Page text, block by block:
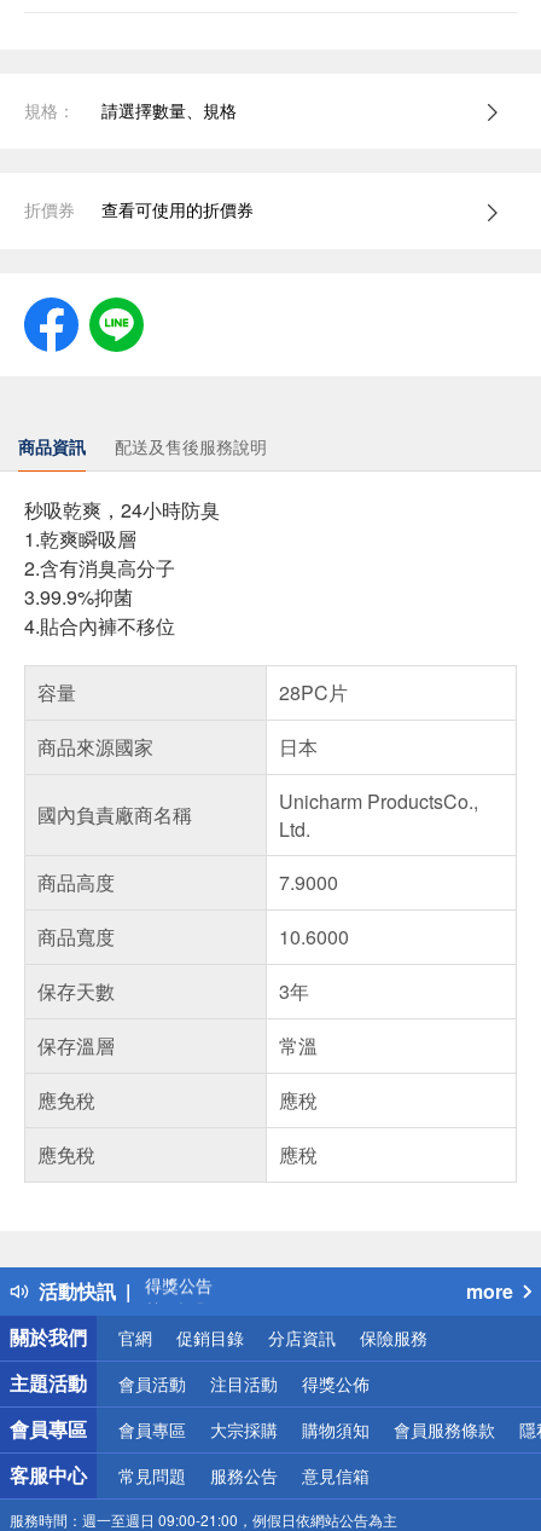
規格： 請選擇數量、規格
折價券 查看可使用的折價券
商品資訊 配送及售後服務說明
秒吸乾爽，24小時防臭
1.乾爽瞬吸層
2.含有消臭高分子
3.99.9%抑菌
4.貼合內褲不移位
容量
28PC片
商品來源國家
日本
國內負責廠商名稱
Unicharm ProductsCo.,
Ltd.
商品高度
7.9000
商品寬度
10.6000
保存天數
3年
保存溫層
常溫
應免稅
應稅
應免稅
應稅
活動快訊
得獎公告
熱門話題
銀行優惠
偏遠地區配送
詐騙網頁！請小心！
more
關於我們
官網 促銷目錄 分店資訊 保險服務
主題活動 會員活動 注目活動 得獎公佈
會員專區 會員專區 大宗採購 購物須知 會員服務條款 隱
客服中心 常見問題 服務公告 意見信箱
服務時間： 週一至週日 09:00-21:00，例假日依網站公告為主